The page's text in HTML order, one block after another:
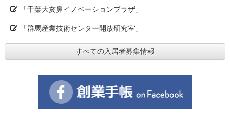
「千葉大亥鼻イノベーションプラザ」
「群馬産業技術センター開放研究室」
すべての入居者募集情報